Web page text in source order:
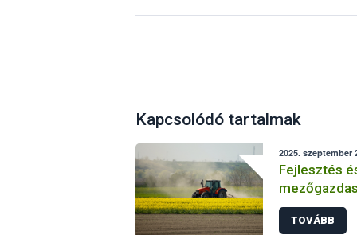
Kapcsolódó tartalmak
2025. szeptember
Fejlesztés
Sikeresen
üzemi
TOVÁBB